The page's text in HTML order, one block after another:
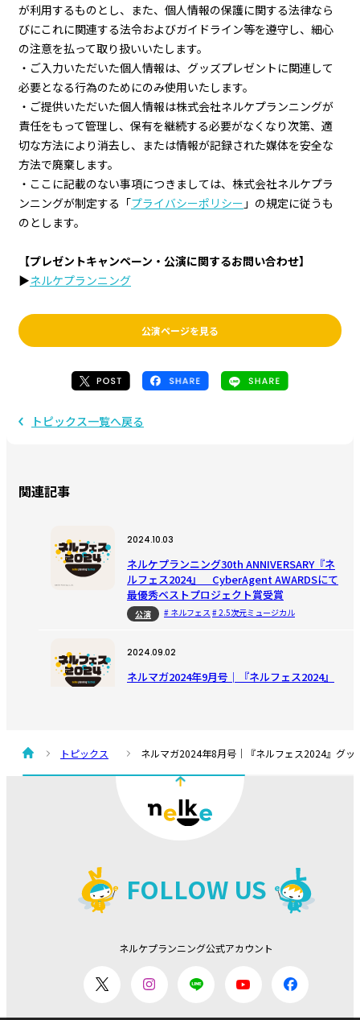
が利用するものとし、また、個人情報の保護に関する法律なら
びにこれに関連する法令およびガイドライン等を遵守し、細心
の注意を払って取り扱いいたします。
・ご入力いただいた個人情報は、グッズプレゼントに関連して
必要となる行為のためにのみ使用いたします。
・ご提供いただいた個人情報は株式会社ネルケプランニングが
責任をもって管理し、保有を継続する必要がなくなり次第、適
切な方法により消去し、または情報が記録された媒体を安全な
方法で廃棄します。
・ここに記載のない事項につきましては、株式会社ネルケプラ
ンニングが制定する「プライバシーポリシー 」の規定に従うも
のとします。
【プレゼントキャンペーン・公演に関するお問い合わせ】
▶ネルケプランニング
公演ページを見る
トピックス一覧へ戻る
関連記事
2024.10.03
ネルケプランニング30th ANNIVERSARY『ネ
ルフェス2024』 CyberAgent AWARDSにて
最優秀ベストプロジェクト賞受賞
公演 # ネルフェス # 2.5次元ミュージカル
2024.09.02
ネルマガ2024年9月号│『ネルフェス2024』
ネルケプランニング 30th ANNIVERSARY 特別
展 ～ネルケと巡る2.5次元の世界！〜
# 2.5次元ミュージカル
ネルケプランニング30th ANNIVERSARY『ネ
ルフェス2024』 テーマソング【THE
ルフェス2024』 ネルケ音頭公開！
トピックス ネルマガ2024年8月号│『ネルフェス2024』グ
FOLLOW US
ネルケプランニング公式アカウント